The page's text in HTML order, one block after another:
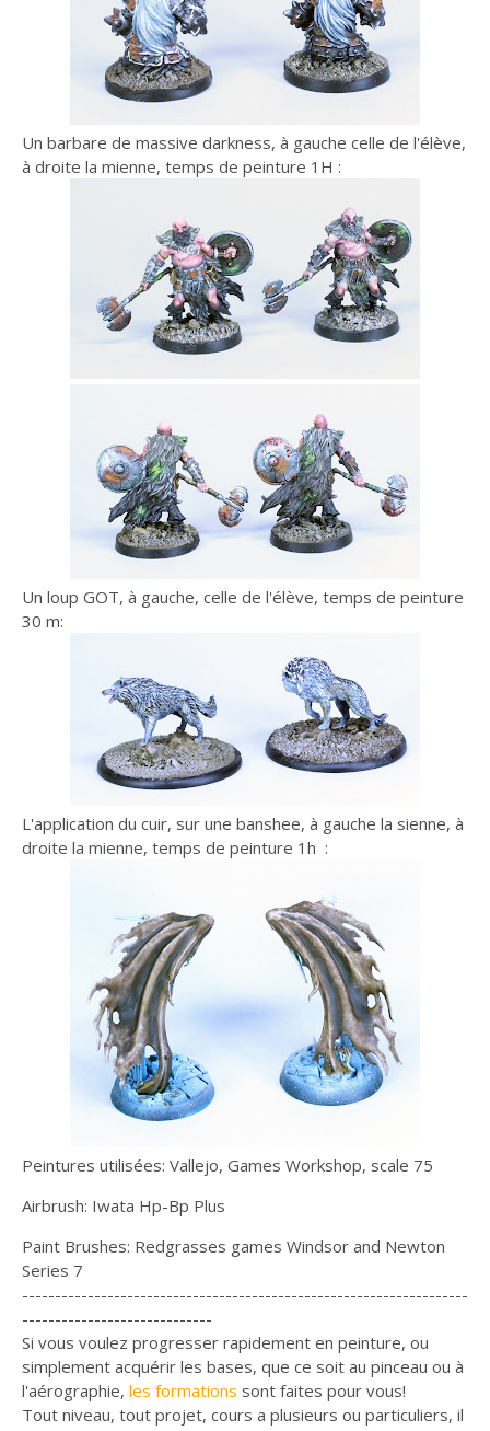
Un barbare de massive darkness, à gauche celle de l'élève,
à droite la mienne, temps de peinture 1H :
Un loup GOT, à gauche, celle de l'élève, temps de peinture
30 m:
L'application du cuir, sur une banshee, à gauche la sienne, à
droite la mienne, temps de peinture 1h :
Peintures utilisées: Vallejo, Games Workshop, scale 75
Airbrush: Iwata Hp-Bp Plus
Paint Brushes: Redgrasses games Windsor and Newton
Series 7
--------------------------------------------------------------------
-----------------------------
Si vous voulez progresser rapidement en peinture, ou
simplement acquérir les bases, que ce soit au pinceau ou à
l'aérographie, les formations sont faites pour vous!
Tout niveau, tout projet, cours a plusieurs ou particuliers, il